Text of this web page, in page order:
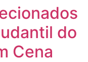
do
Cena